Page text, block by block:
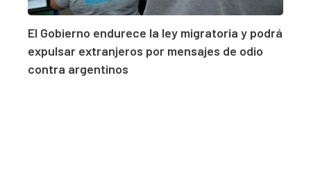
El Gobierno endurece la ley migratoria y podrá
expulsar extranjeros por mensajes de odio
contra argentinos